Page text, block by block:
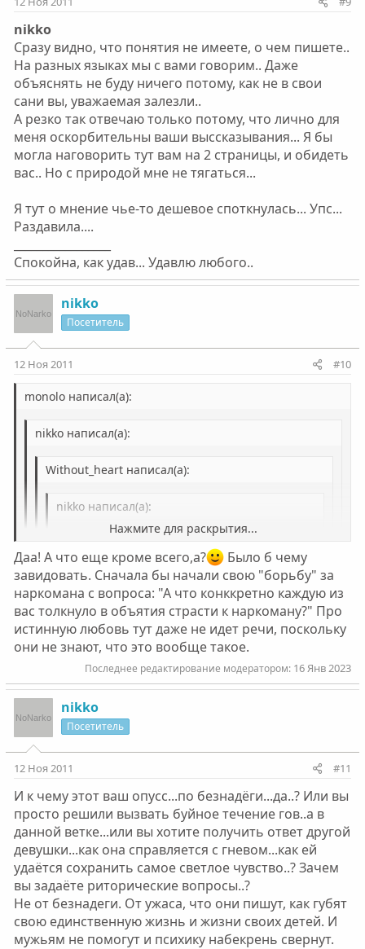
nikko
Сразу видно, что понятия не имеете, о чем пишете..
На разных языках мы с вами говорим.. Даже
объяснять не буду ничего потому, как не в свои
сани вы, уважаемая залезли..
А резко так отвечаю только потому, что лично для
меня оскорбительны ваши выссказывания... Я бы
могла наговорить тут вам на 2 страницы, и обидеть
вас.. Но с природой мне не тягаться...
Я тут о мнение чье-то дешевое споткнулась... Упс...
Раздавила....
Спокойна, как удав... Удавлю любого..
nikko
Посетитель
12 Ноя 2011 #10
monolo написал(а):
nikko написал(а):
Without_heart написал(а):
nikko написал(а):
девушки,а вам знакомы такие чувства,как
достоинство и самоуважение
Нажмите для раскрытия...
К чему это вообще сказано?
Нажмите для раскрытия...
Это был простой вопрос женам наркоманов, на
который даже ответить толком не могут, т. к. ничего
и близкого к этим чувствам уже у них не осталось.
Бежать от них, срочно лечить свою психику надо,
судьбы свои и детей спасать. Ваши проблемы вы
создаете себе сами. Именно поэтому ваши мужья
(хотя мужьями их назвать очень трудно)
продолжают и будут продолжать употребление. а
вы будете утешать друг друга каким-то мифическим
тяжелым и будто бы благородным трудом. Не
смешите людей.
Нажмите для раскрытия...
И к чему этот ваш опусс...по безнадёги...да..? Или вы
просто решили вызвать буйное течение гов..а в
данной ветке...или вы хотите получить ответ другой
девушки...как она справляется с гневом...как ей удаётся
сохранить самое светлое чувство..? Зачем вы задаёте
риторические вопросы..?
девушки,а вам знакомы такие чувства,как
достоинство и самоуважение?
Нажмите для раскрытия...
Вы же знаете, что ЕСТЬ!!! А ещё есть огромная любовь,
верность, преданность, самопожертвование и прочие
добродетели...Которые походу вам далеки...Сожалеем и
Нажмите для раскрытия...
Даа! А что еще кроме всего,а?
Было б чему
завидовать. Сначала бы начали свою "борьбу" за
наркомана с вопроса: "А что конккретно каждую из
вас толкнуло в объятия страсти к наркоману?" Про
истинную любовь тут даже не идет речи, поскольку
они не знают, что это вообще такое.
Последнее редактирование модератором: 16 Янв 2023
nikko
Посетитель
12 Ноя 2011 #11
И к чему этот ваш опусс...по безнадёги...да..? Или вы
просто решили вызвать буйное течение гов..а в
данной ветке...или вы хотите получить ответ другой
девушки...как она справляется с гневом...как ей
удаётся сохранить самое светлое чувство..? Зачем
вы задаёте риторические вопросы..?
Не от безнадеги. От ужаса, что они пишут, как губят
свою единственную жизнь и жизни своих детей. И
мужьям не помогут и психику набекрень свернут.